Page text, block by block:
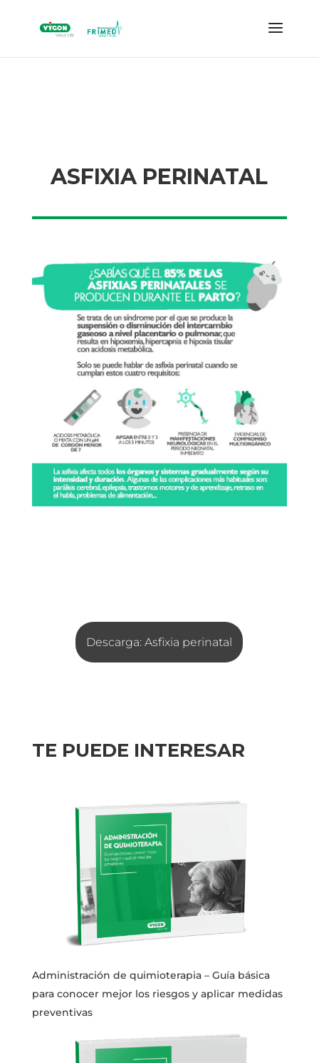
ASFIXIA PERINATAL
Descarga: Asfixia perinatal
TE PUEDE INTERESAR
Administración de quimioterapia – Guía básica
para conocer mejor los riesgos y aplicar medidas
preventivas